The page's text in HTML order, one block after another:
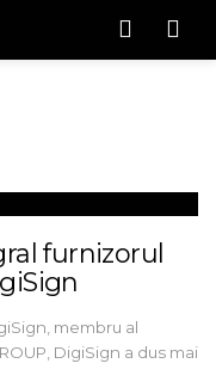
furnizorul
membru al
DigiSign a dus mai